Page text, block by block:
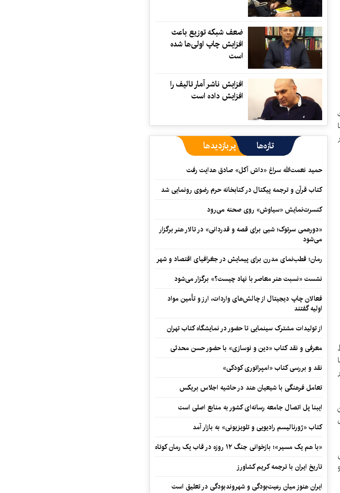
ضعف شبکه توزیع باعث
افزایش چاپ اولی‌ها شده
است
افزایش ناشر آمار تالیف را
افزایش داده است
تازه‌ها پربازدیدها
حمید نعمت‌‏الله سراغ «داش آکل» صادق هدایت رفت
کتاب قرآن و ترجمه پیکتال در کتابخانه حرم رضوی رونمایی شد
کنسرت‌نمایش «سیاوش» روی صحنه می‌رود
«دورهمی سرتوک؛ شبی برای قصه و قدردانی» در تالار هنر برگزار
می‌شود
رمان؛ قطب‌نمای مدرن برای پیمایش در جغرافیای اقتصاد و شهر
نشست «نسبت هنر معاصر با نهاد چیست؟» برگزار می‌شود
فعالان چاپ دیجیتال از چالش‌های واردات، ارز و تأمین مواد
اولیه گفتند
از تولیدات مشترک سینمایی تا حضور در نمایشگاه کتاب تهران
معرفی و نقد کتاب «دین و نوسازی» با حضور حسن محدثی
نقد و بررسی کتاب «امپراتوری کودکی»
تعامل فرهنگی با شیعیان هند در حاشیه اجلاس بریکس
ایبنا پل اتصال جامعه رسانه‌ای کشور به منابع اصلی است
کتاب «ژورنالیسم رادیویی و تلویزیونی» به بازار آمد
«با هم یک مسیر»؛ بازخوانی جنگ ۱۲ روزه در قاب یک رمان کوتاه
تاریخ ایران با ترجمه کریم کشاورز
ایران هنوز میان رعیت‌بودگی و شهروندبودگی در تعلیق است